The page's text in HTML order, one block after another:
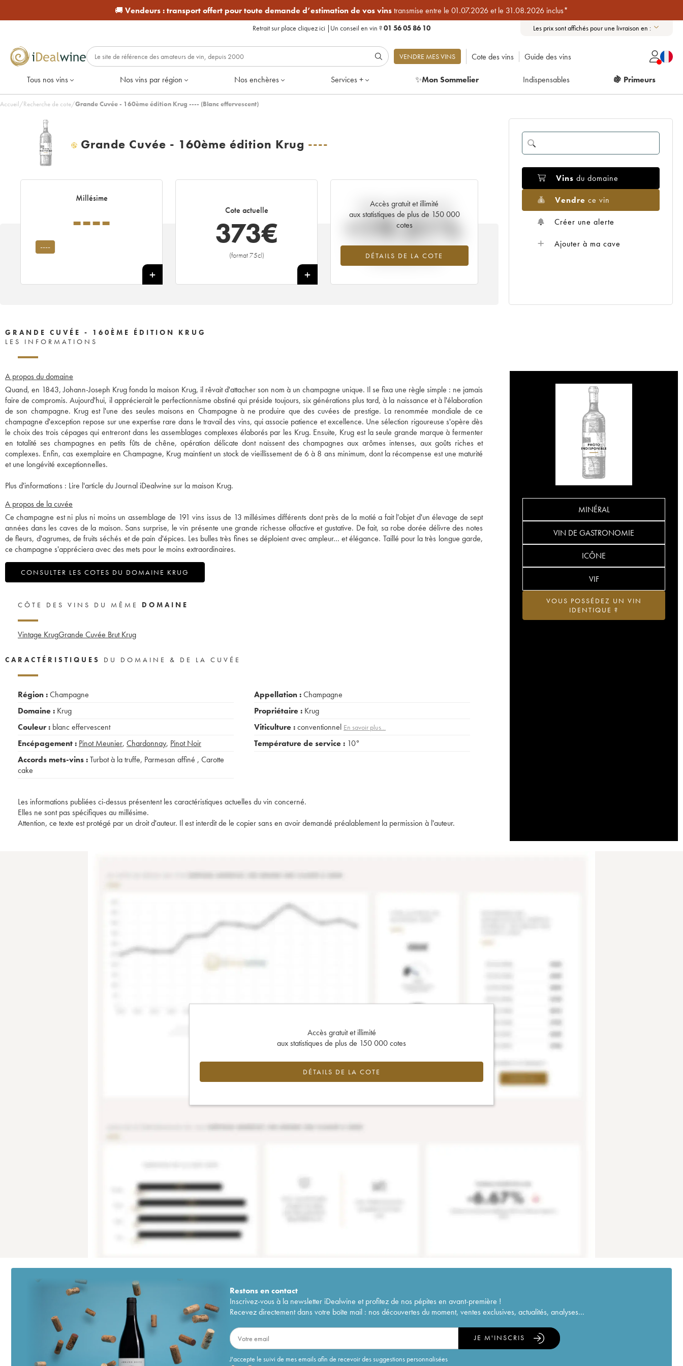
🚚 Vendeurs :transport offert pour toute demande d’estimation de vos vinstransmise entre le 01.07.2026 et le 31.08.2026 inclus*
Retrait sur place cliquez ici | Un conseil en vin ?01 56 05 86 10 Les prix sont affichés pour une livraison en :
VENDRE MES VINS Cote des vins Guide des vins
Tous nos vins Nos vins par région Nos enchères Services + ✨Mon Sommelier Indispensables 🍇 Primeurs
Accueil/Recherche de cote/Grande Cuvée - 160ème édition Krug ---- (Blanc effervescent)
H Grande Cuvée - 160ème édition Krug ----
Millésime
----
----
Cote actuelle
373€
(format 75cl)
+
Accès gratuit et illimité
aux statistiques de plus de 150 000
cotes
DÉTAILS DE LA COTE
Tendance actuelle de la cote
+19.31%
Tendance à la hausse du millésime ---- en
2026 par rapport à 2025
Vins du domaine
Vendre ce vin
Créer une alerte
Ajouter à ma cave
GRANDE CUVÉE - 160ÈME ÉDITION KRUG
LES INFORMATIONS
A propos du domaine
Quand, en 1843, Johann-Joseph Krug fonda la maison Krug, il rêvait d'attacher son nom à un champagne unique. Il se fixa une règle simple : ne jamais
faire de compromis. Aujourd'hui, il apprécierait le perfectionnisme obstiné qui préside toujours, six générations plus tard, à la naissance et à l'élaboration
de son champagne. Krug est l'une des seules maisons en Champagne à ne produire que des cuvées de prestige. La renommée mondiale de ce
champagne d'exception repose sur une expertise rare dans le travail des vins, qui associe patience et excellence. Une sélection rigoureuse s'opère dès
le choix des trois cépages qui entreront dans les assemblages complexes élaborés par les Krug. Ensuite, Krug est la seule grande marque à fermenter
en totalité ses champagnes en petits fûts de chêne, opération délicate dont naissent des champagnes aux arômes intenses, aux goûts riches et
complexes. Enfin, cas exemplaire en Champagne, Krug maintient un stock de vieillissement de 6 à 8 ans minimum, dont la récompense est une maturité
et une longévité exceptionnelles.
Plus d'informations : Lire l'article du Journal iDealwine sur la maison Krug.
A propos de la cuvée
Ce champagne est ni plus ni moins un assemblage de 191 vins issus de 13 millésimes différents dont près de la motié a fait l'objet d'un élevage de sept
années dans les caves de la maison. Sans surprise, le vin présente une grande richesse olfactive et gustative. De fait, sa robe dorée délivre des notes
de fleurs, d'agrumes, de fruits séchés et de pain d'épices. Les bulles très fines se déploient avec ampleur... et élégance. Taillé pour la très longue garde,
ce champagne s'appréciera avec des mets pour le moins extraordinaires.
CONSULTER LES COTES DU DOMAINE KRUG
MINÉRAL
VIN DE GASTRONOMIE
ICÔNE
VIF
VOUS POSSÉDEZ UN VIN
IDENTIQUE ?
CÔTE DES VINS DU MÊME DOMAINE
Vintage KrugGrande Cuvée Brut Krug
CARACTÉRISTIQUES DU DOMAINE & DE LA CUVÉE
Région :Champagne
Domaine : Krug
Couleur : blanc effervescent
Encépagement : Pinot Meunier, Chardonnay, Pinot Noir
Accords mets-vins :Turbot à la truffe, Parmesan affiné , Carotte
cake
Appellation :Champagne
Propriétaire : Krug
Viticulture :conventionnel En savoir plus...
Température de service : 10°
Les informations publiées ci-dessus présentent les caractéristiques actuelles du vin concerné.
Elles ne sont pas spécifiques au millésime.
Attention, ce texte est protégé par un droit d'auteur. Il est interdit de le copier sans en avoir demandé préalablement la permission à l'auteur.
Accès gratuit et illimité
aux statistiques de plus de 150 000 cotes
DÉTAILS DE LA COTE
Restons encontact
Inscrivez-vous à la newsletter iDealwine et profitez de nos pépites en avant-première !
Recevez directement dans votre boîte mail : nos découvertes du moment, ventes exclusives, actualités, analyses...
J'accepte le suivi de mes emails afin de recevoir des suggestions personnalisées
JE M'INSCRIS